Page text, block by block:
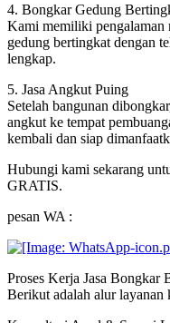
4. Bongkar Gedung
Kami memiliki pengalaman
gedung bertingkat dengan
lengkap.
5. Jasa Angkut Puing
Setelah bangunan
angkut ke tempat
kembali dan siap
Hubungi kami sekarang
GRATIS.
pesan WA :
Proses Kerja Jasa Bongkar
Berikut adalah alur layanan